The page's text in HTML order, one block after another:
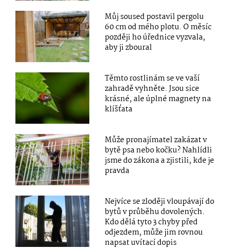
Můj soused postavil pergolu
60 cm od mého plotu. O měsíc
později ho úřednice vyzvala,
aby ji zboural
Těmto rostlinám se ve vaší
zahradě vyhněte. Jsou sice
krásné, ale úplné magnety na
klíšťata
Může pronajímatel zakázat v
bytě psa nebo kočku? Nahlídli
jsme do zákona a zjistili, kde je
pravda
Nejvíce se zloději vloupávají do
bytů v průběhu dovolených.
Kdo dělá tyto 3 chyby před
odjezdem, může jim rovnou
napsat uvítací dopis